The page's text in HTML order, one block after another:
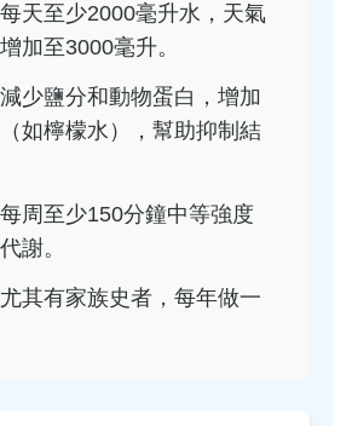
天至少2000毫升水，天氣
加至3000毫升。
少鹽分和動物蛋白，增加
如檸檬水），幫助抑制結
周至少150分鐘中等強度
謝。
其有家族史者，每年做一